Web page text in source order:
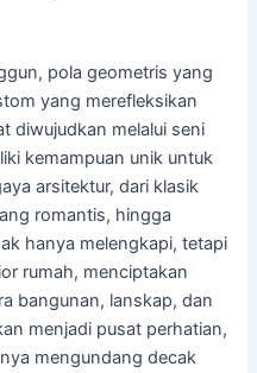
pola geometris yang
yang merefleksikan
diwujudkan melalui seni
kemampuan unik untuk
arsitektur, dari klasik
romantis, hingga
hanya melengkapi, tetapi
rumah, menciptakan
bangunan, lanskap, dan
menjadi pusat perhatian,
mengundang decak